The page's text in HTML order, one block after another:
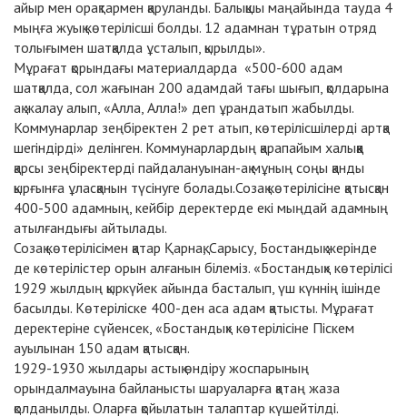
айыр мен орақтармен қаруланды. Балықшы маңайында тауда 4
мыңға жуық көтерілісші болды. 12 адамнан тұратын отряд
толығымен шатқалда ұсталып, қырылды».
Мұрағат қорындағы материалдарда «500-600 адам
шатқалда, сол жағынан 200 адамдай тағы шығып, қолдарына
ақ жалау алып, «Алла, Алла!» деп ұрандатып жабылды.
Коммунарлар зеңбіректен 2 рет атып, көтерілісшілерді артқа
шегіндірді» делінген. Коммунарлардың қарапайым халыққа
қарсы зеңбіректерді пайдалануынан-ақ мұның соңы қанды
қырғынға ұласқанын түсінуге болады.Созақ көтерілісіне қатысқан
400-500 адамның, кейбір деректерде екі мыңдай адамның
атылғандығы айтылады.
Созақ көтерілісімен қатар Қарнақ, Сарысу, Бостандық жерінде
де көтерілістер орын алғанын білеміз. «Бостандық» көтерілісі
1929 жылдың қыркүйек айында басталып, үш күннің ішінде
басылды. Көтеріліске 400-ден аса адам қатысты. Мұрағат
деректеріне сүйенсек, «Бостандық» көтерілісіне Піскем
ауылынан 150 адам қатысқан.
1929-1930 жылдары астық өндіру жоспарының
орындалмауына байланысты шаруаларға қатаң жаза
қолданылды. Оларға қойылатын талаптар күшейтілді.